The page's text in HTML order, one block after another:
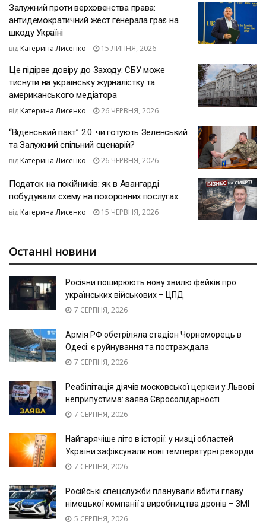
Залужний проти верховенства права:
антидемократичний жест генерала грає на
шкоду Україні
від Катерина Лисенко 15 ЛИПНЯ, 2026
Це підірве довіру до Заходу: СБУ може
тиснути на українську журналістку та
американського медіатора
від Катерина Лисенко 26 ЧЕРВНЯ, 2026
“Віденський пакт” 2.0: чи готують Зеленський
та Залужний спільний сценарій?
від Катерина Лисенко 26 ЧЕРВНЯ, 2026
Податок на покійників: як в Авангарді
побудували схему на похоронних послугах
від Катерина Лисенко 15 ЧЕРВНЯ, 2026
Останні новини
Росіяни поширюють нову хвилю фейків про
українських військових – ЦПД
7 СЕРПНЯ, 2026
Армія РФ обстріляла стадіон Чорноморець в
Одесі: є руйнування та постраждала
7 СЕРПНЯ, 2026
Реабілітація діячів московської церкви у Львові
неприпустима: заява Євросолідарності
7 СЕРПНЯ, 2026
Найгарячіше літо в історії: у низці областей
України зафіксували нові температурні рекорди
7 СЕРПНЯ, 2026
Російські спецслужби планували вбити главу
німецької компанії з виробництва дронів – ЗМІ
5 СЕРПНЯ, 2026